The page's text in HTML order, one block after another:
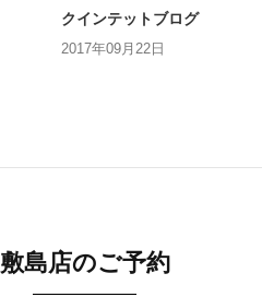
クインテットブログ
2017年09月22日
敷島店のご予約